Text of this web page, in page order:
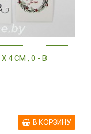
4 СМ , 0 - В
В КОРЗИНУ